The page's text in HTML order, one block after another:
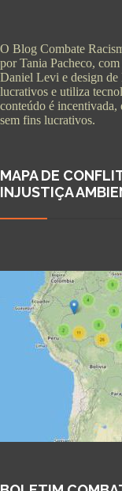
O Blog Combate
por Tania Pacheco,
Daniel Levi e design
lucrativos e utiliza
conteúdo é incentivada,
sem fins lucrativos.
MAPA DE
INJUSTIÇA